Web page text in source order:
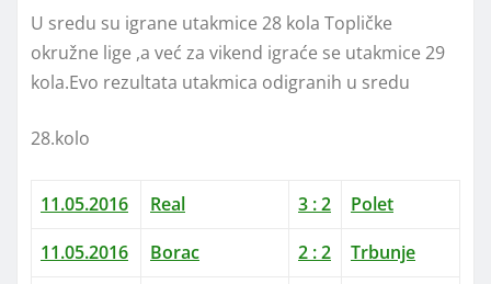
U sredu su igrane utakmice 28 kola Topličke
okružne lige ,a već za vikend igraće se utakmice 29
kola.Evo rezultata utakmica odigranih u sredu
28.kolo
11.05.2016 Real 3 : 2
Polet
11.05.2016
Borac 2 : 2
Trbunje